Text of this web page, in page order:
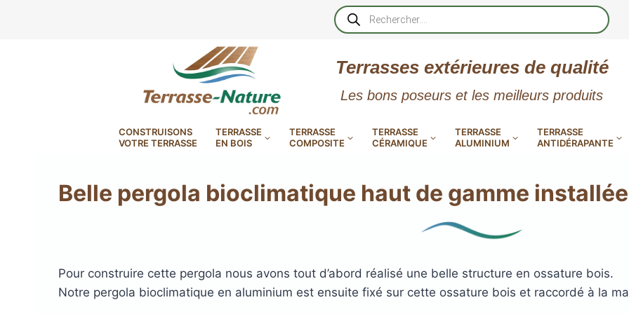
Recherche
de
produits
Terrasses extérieures de qualité
Les bons poseurs et les meilleurs produits
CONSTRUISONS
VOTRE TERRASSE
TERRASSE
EN BOIS
LAMES DE TERRASSE
TERRASSE
COMPOSITE
LAMES DE TERRASSE EN
TERRASSE
CÉRAMIQUE
LAMES DE TERRASSE
TERRASSE
ALUMINIUM
XtremDeck : Lames de terrasse
en aluminium incombustibles
TERRASSE
ANTIDÉRAPANTE
BANDES ANTIDÉRAPANTES
BANDES BITUMES
RÉGLABLES
POUR TERRASSE
LAMES DE BARDAGE
LAMES DE BARDAGE
Belle pergola bioclimatique haut de gamme
Pour construire cette pergola nous avons tout d’abord réalisé une belle structure en ossature bois.
Notre pergola bioclimatique en aluminium est ensuite fixé sur cette ossature bois et raccordé à la